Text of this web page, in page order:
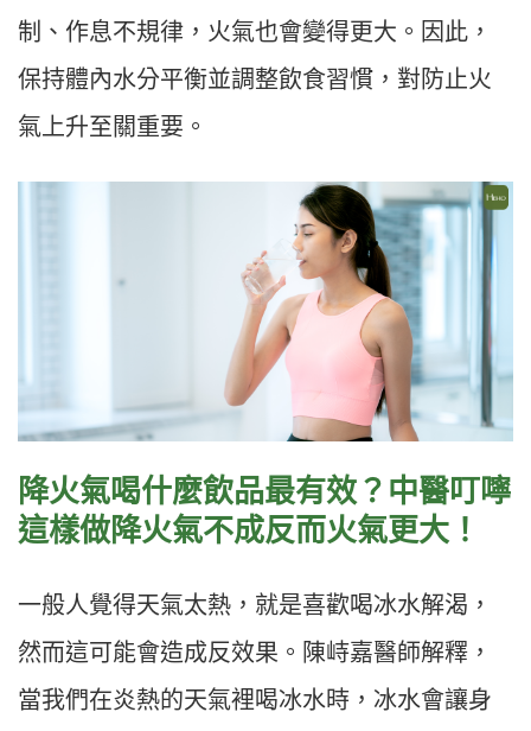
制、作息不規律，火氣也會變得更大。因此，
保持體內水分平衡並調整飲食習慣，對防止火
氣上升至關重要。
降火氣喝什麼飲品最有效？中醫叮嚀
這樣做降火氣不成反而火氣更大！
一般人覺得天氣太熱，就是喜歡喝冰水解渴，
然而這可能會造成反效果。陳峙嘉醫師解釋，
當我們在炎熱的天氣裡喝冰水時，冰水會讓身